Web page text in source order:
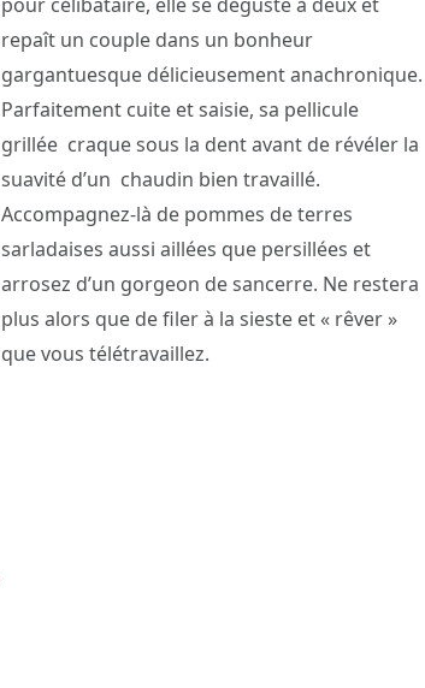
repaît un couple dans un bonheur
gargantuesque délicieusement anachronique.
Parfaitement cuite et saisie, sa pellicule
grillée craque sous la dent avant de révéler la
suavité d’un chaudin bien travaillé.
Accompagnez-là de pommes de terres
sarladaises aussi aillées que persillées et
arrosez d’un gorgeon de sancerre. Ne restera
plus alors que de filer à la sieste et « rêver »
que vous télétravaillez.